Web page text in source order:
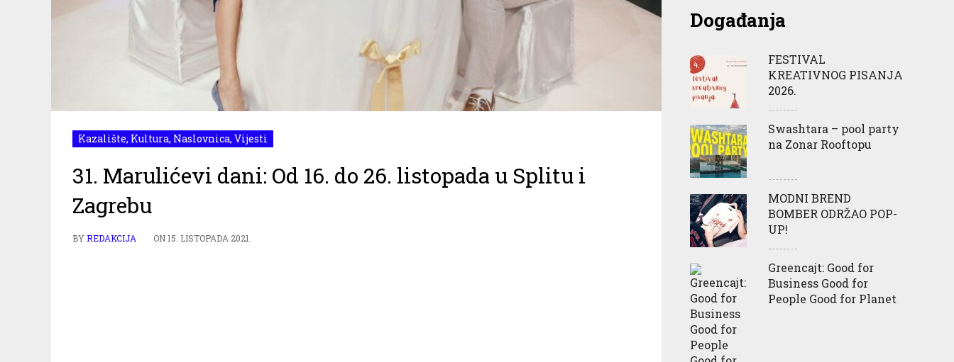
Kazalište, Kultura, Naslovnica, Vijesti
31. Marulićevi dani: Od 16. do 26. listopada u Splitu i
Zagrebu
BYREDAKCIJA ON15. LISTOPADA 2021.
Događanja
FESTIVAL
KREATIVNOG PISANJA
2026.
Swashtara – pool party
na Zonar Rooftopu
MODNI BREND
BOMBER ODRŽAO POP-
UP!
Greencajt: Good for
Business Good for
People Good for Planet